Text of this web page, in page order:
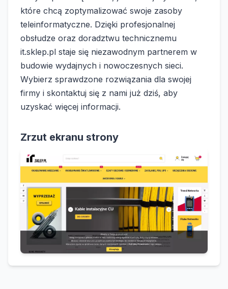
które chcą zoptymalizować swoje zasoby
teleinformatyczne. Dzięki profesjonalnej
obsłudze oraz doradztwu technicznemu
it.sklep.pl staje się niezawodnym partnerem w
budowie wydajnych i nowoczesnych sieci.
Wybierz sprawdzone rozwiązania dla swojej
firmy i skontaktuj się z nami już dziś, aby
uzyskać więcej informacji.
Zrzut ekranu strony